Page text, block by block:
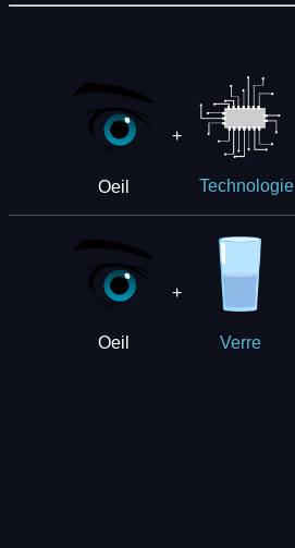
Oeil
+
Technologie
Oeil
+
Verre